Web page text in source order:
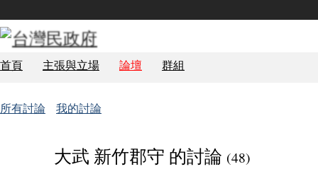
首頁 主張與立場 論壇 群組
所有討論 我的討論
大武 新竹郡守 的討論 (48)